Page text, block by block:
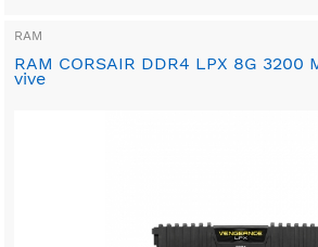
RAM
RAM CORSAIR DDR4 LPX 8G 3200
vive